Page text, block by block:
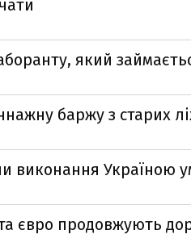
який
баржу з старих
виконання Україною
євро продовжують